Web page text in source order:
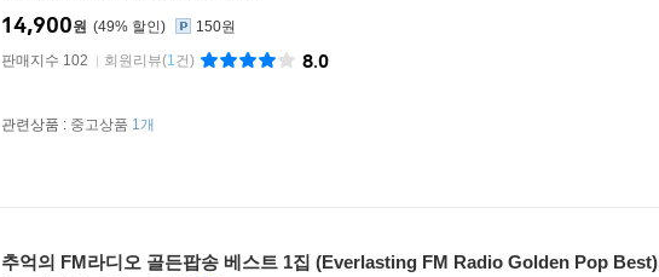
49%
14,900원
150원
판매지수 102
회원리뷰(1건) 8.0
관련상품 : 중고상품 1개
추억의 FM라디오 골든팝송 베스트 1집 (Everlasting FM Radio Golden Pop Best)